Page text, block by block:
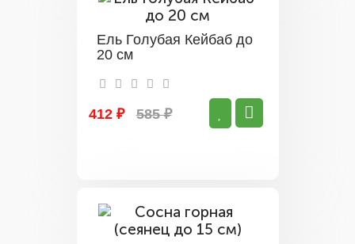
Ель Голубая Кейбаб до
20 см
412 ₽ 585 ₽